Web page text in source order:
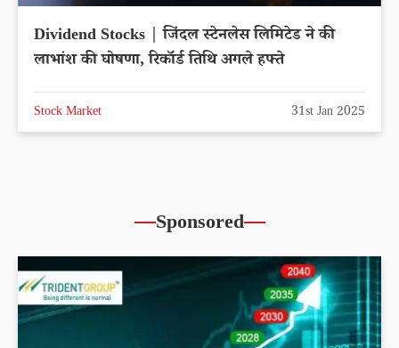
Dividend Stocks | जिंदल स्टेनलेस लिमिटेड ने की
लाभांश की घोषणा, रिकॉर्ड तिथि अगले हफ्ते
Stock Market 31st Jan 2025
Sponsored